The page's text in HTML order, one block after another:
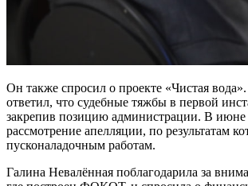
Он также спросил о проекте «Чистая
ответил, что судебные тяжбы в первой
закрепив позицию администрации. В июне
рассмотрение апелляции, по результатам
пусконаладочным работам.
Галина Невалённая поблагодарила за